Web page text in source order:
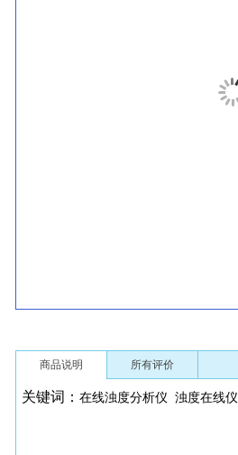
商品说明 所有评价
关键词： 在线浊度分析仪 浊度在线仪